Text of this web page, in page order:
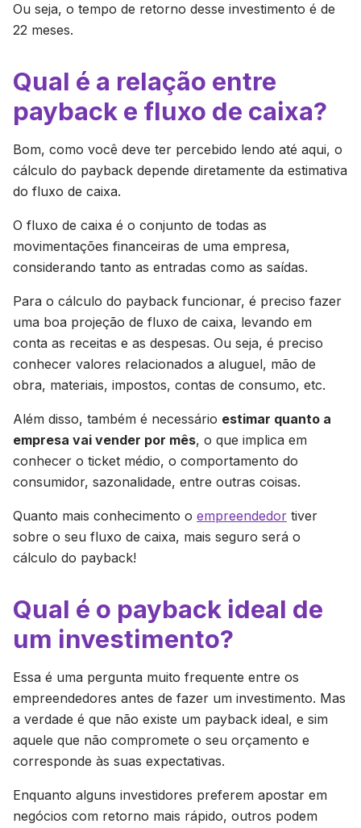
Ou seja, o tempo de retorno desse investimento é de
22 meses.
Qual é a relação entre
payback e fluxo de caixa?
Bom, como você deve ter percebido lendo até aqui, o
cálculo do payback depende diretamente da estimativa
do fluxo de caixa.
O fluxo de caixa é o conjunto de todas as
movimentações financeiras de uma empresa,
considerando tanto as entradas como as saídas.
Para o cálculo do payback funcionar, é preciso fazer
uma boa projeção de fluxo de caixa, levando em
conta as receitas e as despesas. Ou seja, é preciso
conhecer valores relacionados a aluguel, mão de
obra, materiais, impostos, contas de consumo, etc.
Além disso, também é necessário estimar quanto a
empresa vai vender por mês, o que implica em
conhecer o ticket médio, o comportamento do
consumidor, sazonalidade, entre outras coisas.
Quanto mais conhecimento o empreendedor tiver
sobre o seu fluxo de caixa, mais seguro será o
cálculo do payback!
Qual é o payback ideal de
um investimento?
Essa é uma pergunta muito frequente entre os
empreendedores antes de fazer um investimento. Mas
a verdade é que não existe um payback ideal, e sim
aquele que não compromete o seu orçamento e
corresponde às suas expectativas.
Enquanto alguns investidores preferem apostar em
negócios com retorno mais rápido, outros podem